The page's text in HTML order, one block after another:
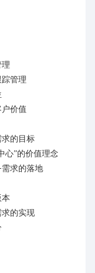
管理
价值
的目标
心”的价值理念
求的落地
的实现